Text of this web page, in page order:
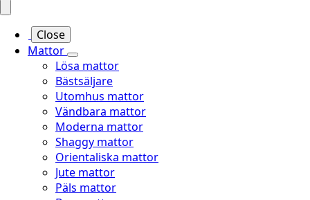
Close
Mattor
Lösa mattor
Bästsäljare
Utomhus mattor
Vändbara mattor
Moderna mattor
Shaggy mattor
Orientaliska mattor
Jute mattor
Päls mattor